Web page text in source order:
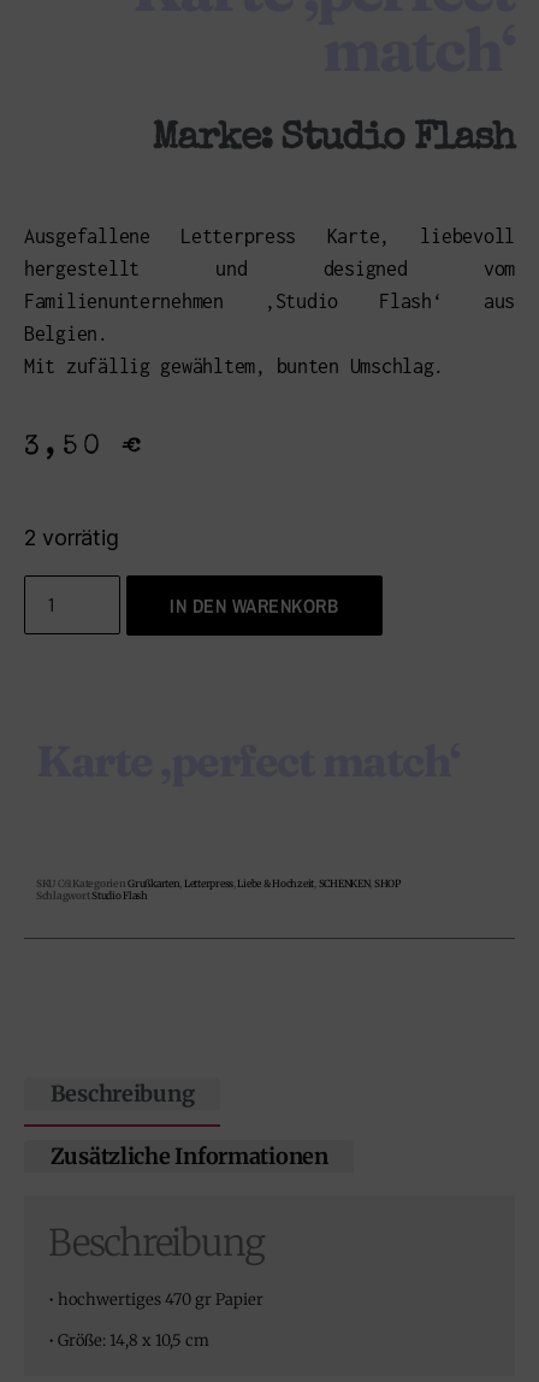
Marke: Studio Flash
Ausgefallene Letterpress Karte, liebevoll
hergestellt und designed vom
Familienunternehmen ‚Studio Flash‘ aus
Belgien.
Mit zufällig gewähltem, bunten Umschlag.
3,50 €
2 vorrätig
IN DEN WARENKORB
SKU C61 Kategorien Grußkarten Letterpress, Liebe & Hochzeit SCHENKEN, SHOP
SchlagwortStudio Flash
Beschreibung
Zusätzliche Informationen
Beschreibung
• hochwertiges 470 gr Papier
• Größe: 14,8 x 10,5 cm